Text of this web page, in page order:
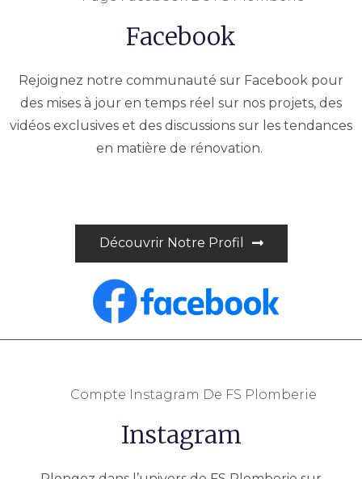
Facebook
Rejoignez notre communauté sur Facebook pour
des mises à jour en temps réel sur nos projets, des
vidéos exclusives et des discussions sur les tendances
en matière de rénovation.
Découvrir Notre Profil
Compte Instagram De FS Plomberie
Instagram